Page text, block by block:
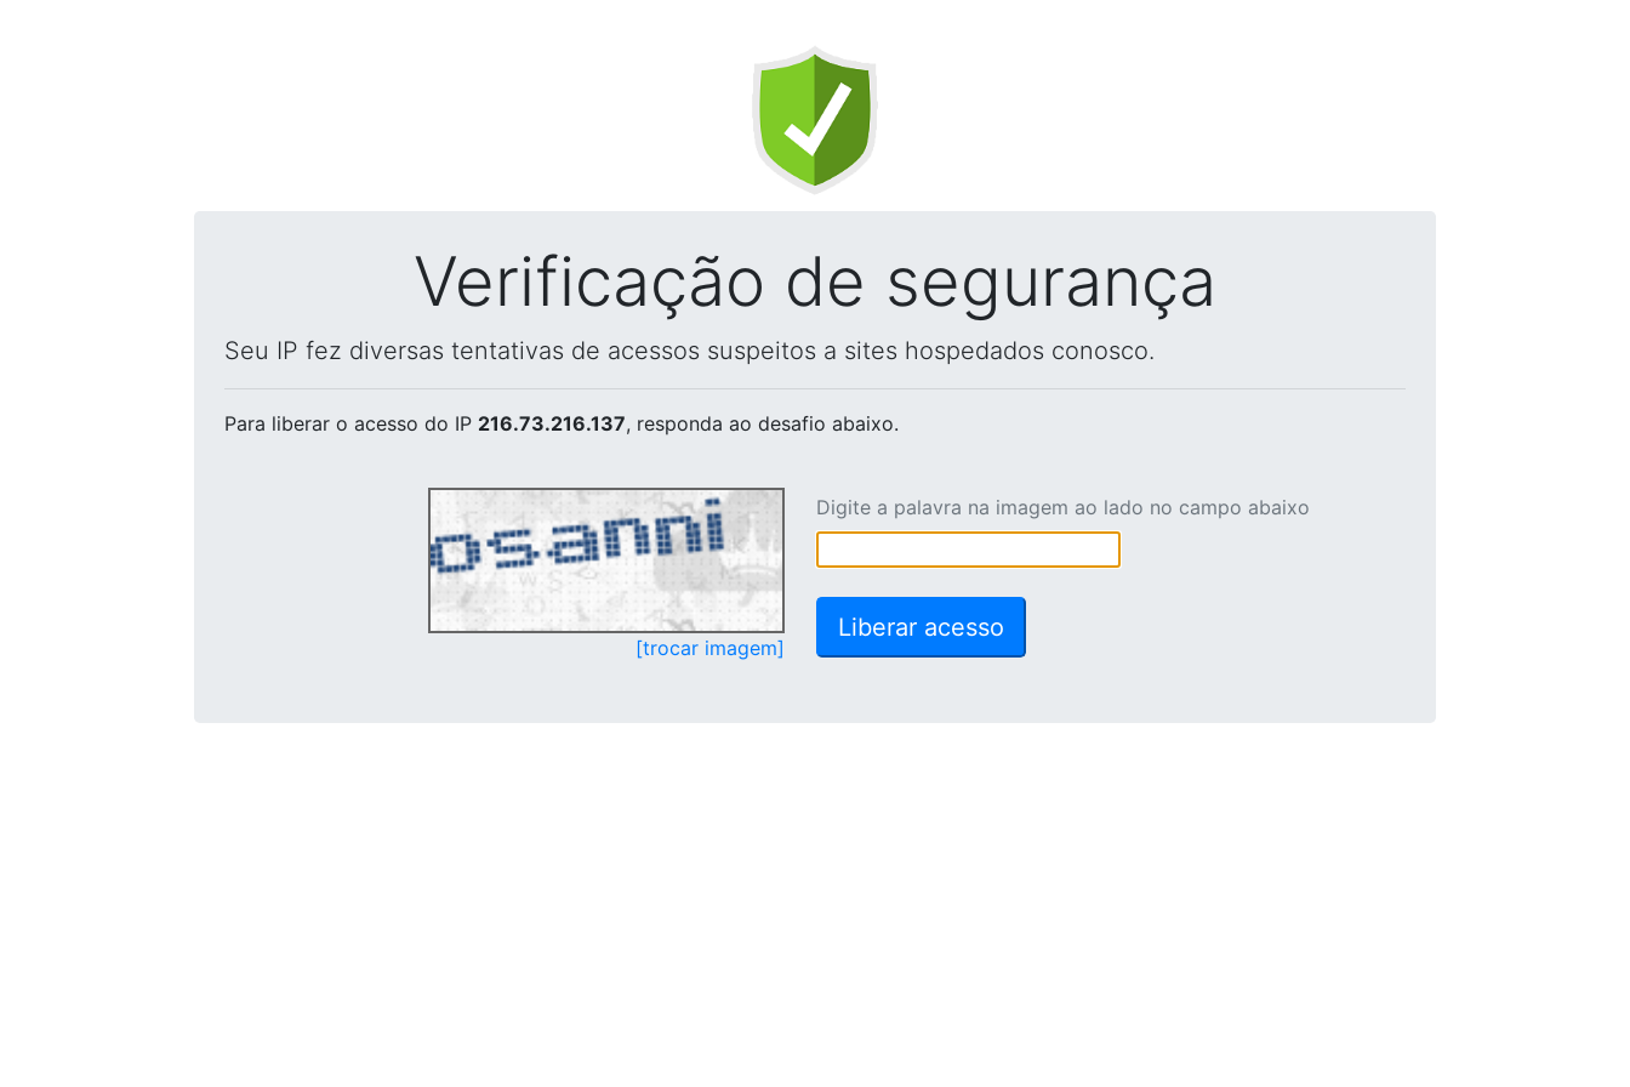
Verificação de segurança
Seu IP fez diversas tentativas de acessos suspeitos a sites hospedados conosco.
Para liberar o acesso do IP 216.73.216.137, responda ao desafio abaixo.
[trocar imagem]
Digite a palavra na imagem ao lado no campo abaixo